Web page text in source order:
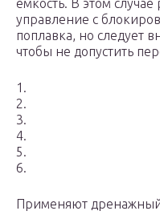
емкость. В этом
управление с
поплавка, но следует
чтобы не допустить
1.
2.
3.
4.
5.
6.
Применяют